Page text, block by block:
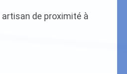
artisan de proximité à